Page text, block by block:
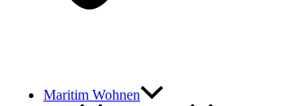
Maritim Wohnen